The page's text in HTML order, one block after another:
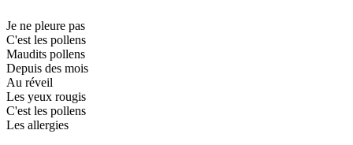
Je ne pleure pas
C'est les pollens
Maudits pollens
Depuis des mois
Au réveil
Les yeux rougis
C'est les pollens
Les allergies